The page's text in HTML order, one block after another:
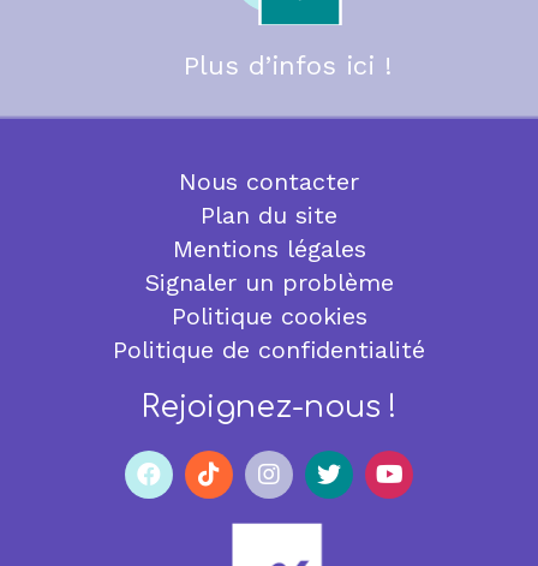
Plus d’infos ici !
Nous contacter
Plan du site
Mentions légales
Signaler un problème
Politique cookies
Politique de confidentialité
Rejoignez-nous !